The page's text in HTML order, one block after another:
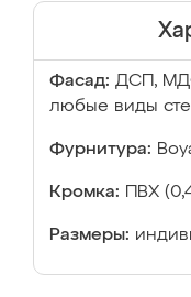
Фасад: ДСП,
любые виды
Фурнитура:
Кромка: ПВХ
Размеры: